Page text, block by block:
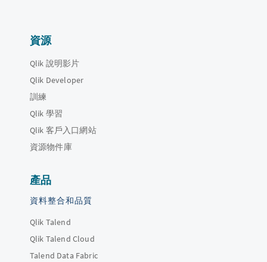
資源
Qlik 說明影片
Qlik Developer
訓練
Qlik 學習
Qlik 客戶入口網站
資源物件庫
產品
資料整合和品質
Qlik Talend
Qlik Talend Cloud
Talend Data Fabric